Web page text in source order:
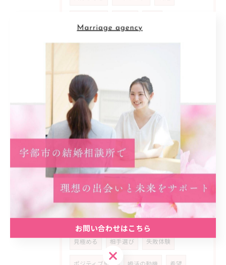
カウンセリング
スタイル 家庭
生き方 順位
スタート 事実 カギ
プラン 予想外 ネガティブ
乗り超える 経済 安定 精神
アピール 学ぶ 考え方 子供
見極める 相手選び 失敗体験
お問い合わせはこちら
お問い合わせはこちら